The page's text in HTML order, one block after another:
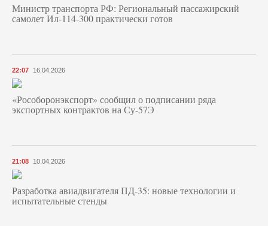
Министр транспорта РФ: Региональный пассажирский
самолет Ил-114-300 практически готов
22:07 16.04.2026
«Рособоронэкспорт» сообщил о подписании ряда
экспортных контрактов на Су-57Э
21:08 10.04.2026
Разработка авиадвигателя ПД-35: новые технологии и
испытательные стенды